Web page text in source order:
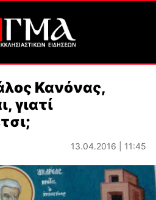
Κανόνας,
γιατί
13.04.2016 | 11:45